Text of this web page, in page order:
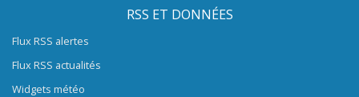
RSS ET DONNÉES
Flux RSS alertes
Flux RSS actualités
Widgets météo